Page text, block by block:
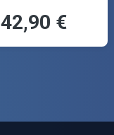
42,90 €